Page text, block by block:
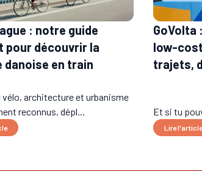
: notre guide
pour découvrir la
danoise en train
vélo, architecture et urbanisme
reconnus, dépl...
GoVolta
low-
trajets,
Et si tu
Lire l'article